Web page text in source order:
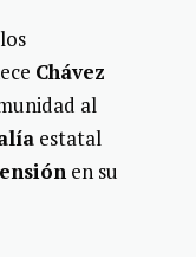
Chávez
al
estatal
en su